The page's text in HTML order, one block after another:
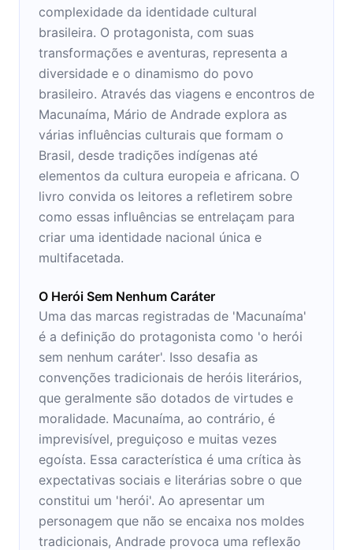
complexidade da identidade cultural
brasileira. O protagonista, com suas
transformações e aventuras, representa a
diversidade e o dinamismo do povo
brasileiro. Através das viagens e encontros de
Macunaíma, Mário de Andrade explora as
várias influências culturais que formam o
Brasil, desde tradições indígenas até
elementos da cultura europeia e africana. O
livro convida os leitores a refletirem sobre
como essas influências se entrelaçam para
criar uma identidade nacional única e
multifacetada.
O Herói Sem Nenhum Caráter
Uma das marcas registradas de 'Macunaíma'
é a definição do protagonista como 'o herói
sem nenhum caráter'. Isso desafia as
convenções tradicionais de heróis literários,
que geralmente são dotados de virtudes e
moralidade. Macunaíma, ao contrário, é
imprevisível, preguiçoso e muitas vezes
egoísta. Essa característica é uma crítica às
expectativas sociais e literárias sobre o que
constitui um 'herói'. Ao apresentar um
personagem que não se encaixa nos moldes
tradicionais, Andrade provoca uma reflexão